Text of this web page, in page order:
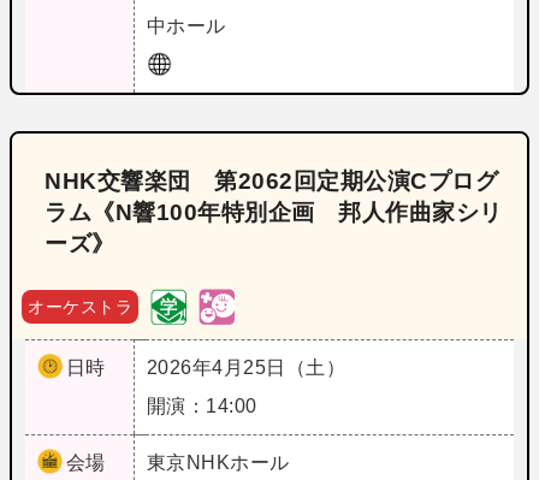
中ホール
NHK交響楽団 第2062回定期公演Cプログ
ラム《N響100年特別企画 邦人作曲家シリ
ーズ》
オーケストラ
日時
2026年4月25日（土）
開演：14:00
会場 東京NHKホール